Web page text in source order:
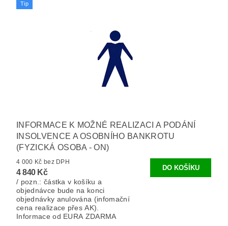
Tip
INFORMACE K MOŽNÉ REALIZACI A PODÁNÍ
INSOLVENCE A OSOBNÍHO BANKROTU
(FYZICKÁ OSOBA - ON)
4 000 Kč bez DPH
4 840 Kč
/ pozn.: částka v košíku a
objednávce bude na konci
objednávky anulována (infomační
cena realizace přes AK).
Informace od EURA ZDARMA